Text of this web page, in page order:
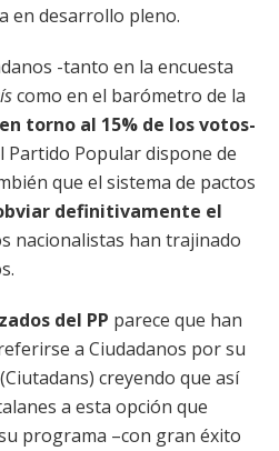
en desarrollo pleno.
-tanto en la encuesta
como en el barómetro de la
en torno al 15% de los votos-
Partido Popular dispone de
que el sistema de pactos
definitivamente el
nacionalistas han trajinado
del PP parece que han
a Ciudadanos por su
creyendo que así
a esta opción que
programa –con gran éxito